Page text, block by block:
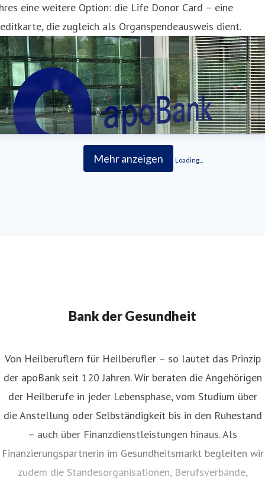
eine weitere Option: die Life Donor Card – eine
die zugleich als Organspendeausweis dient.
Mehr anzeigen Loading...
Bank der Gesundheit
Von Heilberuflern für Heilberufler – so lautet das Prinzip
der apoBank seit 120 Jahren. Wir beraten die Angehörigen
der Heilberufe in jeder Lebensphase, vom Studium über
die Anstellung oder Selbständigkeit bis in den Ruhestand
– auch über Finanzdienstleistungen hinaus. Als
Finanzierungspartnerin im Gesundheitsmarkt begleiten wir
zudem die Standesorganisationen, Berufsverbände,